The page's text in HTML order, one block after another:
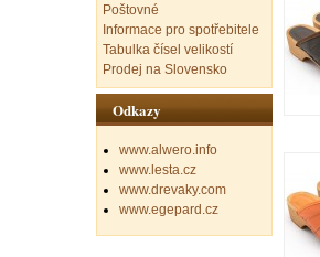
Poštovné
Informace pro spotřebitele
Tabulka čísel velikostí
Prodej na Slovensko
Odkazy
www.alwero.info
www.lesta.cz
www.drevaky.com
www.egepard.cz